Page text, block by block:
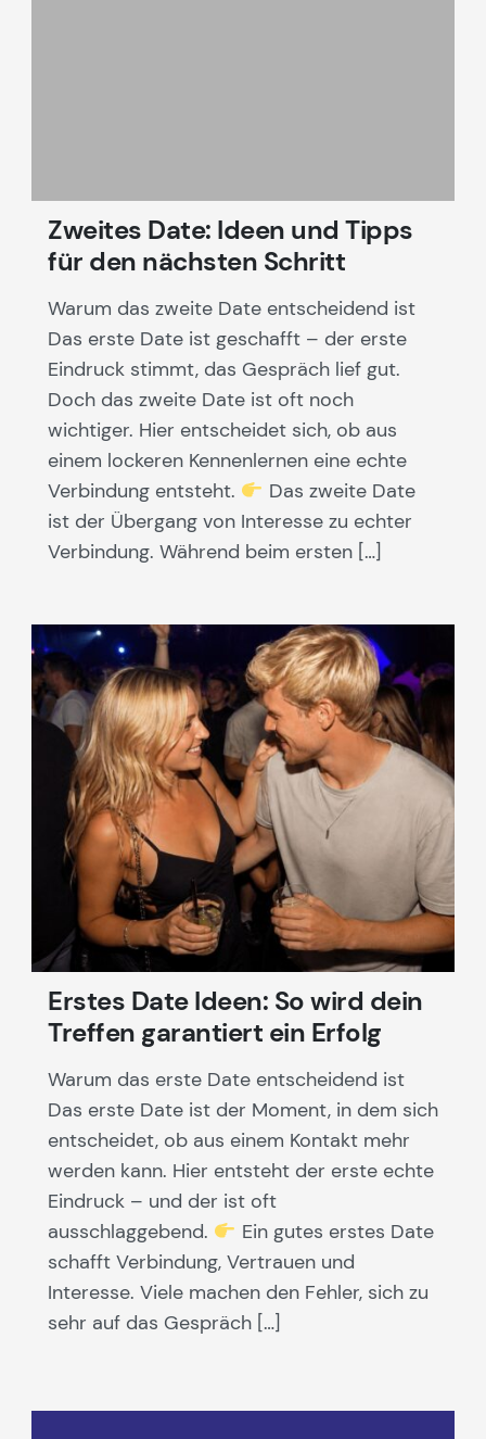
Zweites Date: Ideen und Tipps
für den nächsten Schritt
Warum das zweite Date entscheidend ist
Das erste Date ist geschafft – der erste
Eindruck stimmt, das Gespräch lief gut.
Doch das zweite Date ist oft noch
wichtiger. Hier entscheidet sich, ob aus
einem lockeren Kennenlernen eine echte
Verbindung entsteht.
Das zweite Date
ist der Übergang von Interesse zu echter
Verbindung. Während beim ersten […]
Erstes Date Ideen: So wird dein
Treffen garantiert ein Erfolg
Warum das erste Date entscheidend ist
Das erste Date ist der Moment, in dem sich
entscheidet, ob aus einem Kontakt mehr
werden kann. Hier entsteht der erste echte
Eindruck – und der ist oft
ausschlaggebend.
Ein gutes erstes Date
schafft Verbindung, Vertrauen und
Interesse. Viele machen den Fehler, sich zu
sehr auf das Gespräch […]